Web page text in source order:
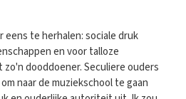
eens te herhalen: sociale druk
en voor talloze
zo'n dooddoener. Seculiere ouders
naar de muziekschool te gaan